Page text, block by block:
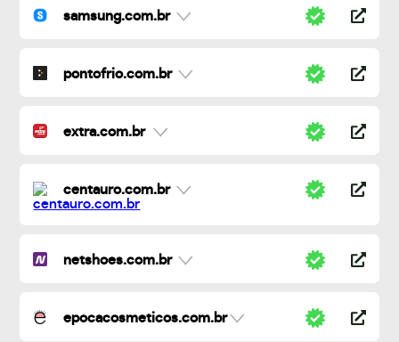
samsung.com.br
pontofrio.com.br
extra.com.br
centauro.com.br
netshoes.com.br
epocacosmeticos.com.br